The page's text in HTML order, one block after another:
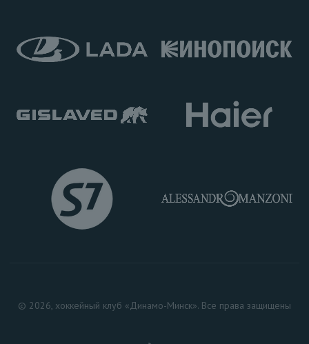
© 2026, хоккейный клуб «Динамо-Минск». Все права защищены